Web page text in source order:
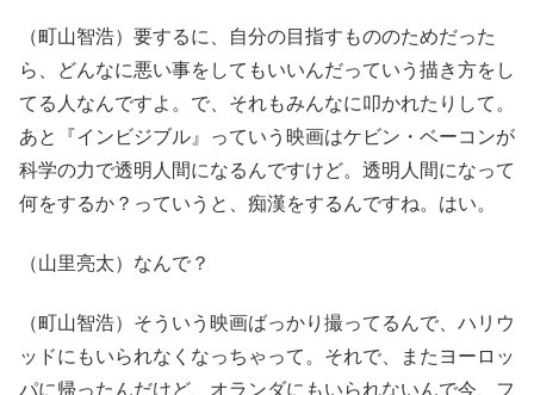
（町山智浩）要するに、自分の目指すもののためだった
ら、どんなに悪い事をしてもいいんだっていう描き方をし
てる人なんですよ。で、それもみんなに叩かれたりして。
あと『インビジブル』っていう映画はケビン・ベーコンが
科学の力で透明人間になるんですけど。透明人間になって
何をするか？っていうと、痴漢をするんですね。はい。
（山里亮太）なんで？
（町山智浩）そういう映画ばっかり撮ってるんで、ハリウ
ッドにもいられなくなっちゃって。それで、またヨーロッ
パに帰ったんだけど、オランダにもいられないんで今、フ